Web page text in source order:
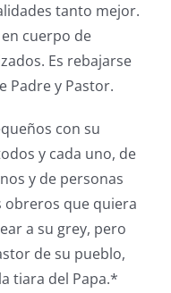
tanto mejor.
cuerpo de
Es rebajarse
Padre y Pastor.
con su
y cada uno, de
y de personas
obreros que quiera
a su grey, pero
de su pueblo,
tiara del Papa.*